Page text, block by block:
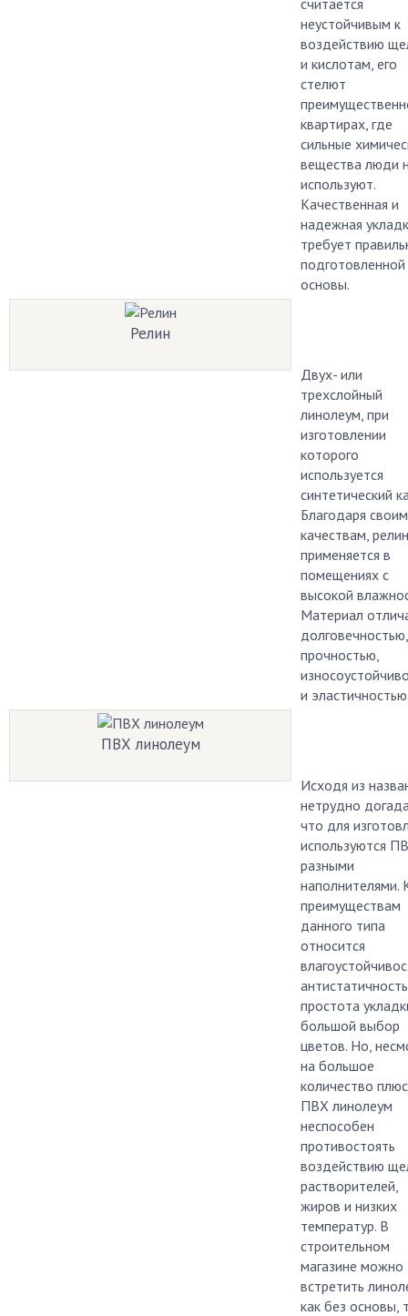
считается
неустойчивым к
воздействию
и кислотам, его
стелют
квартирах, где
сильные
вещества люди
используют.
Качественная и
надежная
требует
подготовленной
основы.
Релин
Двух- или
трехслойный
линолеум, при
изготовлении
которого
используется
синтетический
Благодаря своим
качествам, релин
применяется в
помещениях с
высокой
Материал
долговечностью,
прочностью,
и
ПВХ линолеум
Исходя из
нетрудно
что для
используются
разными
наполнителями.
преимуществам
данного типа
относится
простота
большой выбор
цветов. Но,
на большое
количество
ПВХ линолеум
неспособен
противостоять
воздействию
растворителей,
жиров и низких
температур. В
строительном
магазине можно
встретить
как без основы,